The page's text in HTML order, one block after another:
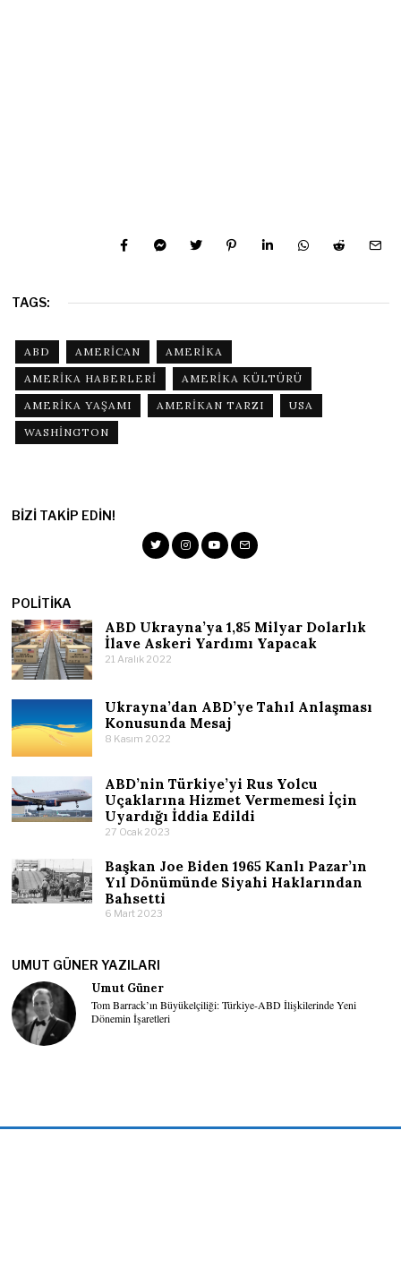
TAGS:
ABD AMERICAN
AMERIKA
AMERIKA HABERLERI
AMERIKA KÜLTÜRÜ
AMERIKA YAŞAMI
AMERIKAN TARZI
USA
WASHINGTON
BIZI TAKIP EDIN!
POLITIKA
ABD Ukrayna’ya 1,85 Milyar Dolarlık
İlave Askeri Yardımı Yapacak
21 Aralık 2022
Ukrayna’dan ABD’ye Tahıl Anlaşması
Konusunda Mesaj
8 Kasım 2022
ABD’nin Türkiye’yi Rus Yolcu
Uçaklarına Hizmet Vermemesi İçin
Uyardığı İddia Edildi
27 Ocak 2023
Başkan Joe Biden 1965 Kanlı Pazar’ın
Yıl Dönümünde Siyahi Haklarından
Bahsetti
6 Mart 2023
UMUT GÜNER YAZILARI
Umut Güner
Tom Barrack’ın Büyükelçiliği: Türkiye-ABD İlişkilerinde Yeni
Dönemin İşaretleri